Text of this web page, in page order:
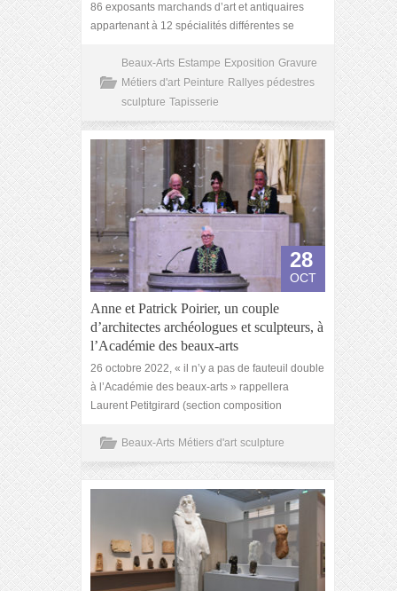
86 exposants marchands d’art et antiquaires
appartenant à 12 spécialités différentes se
Beaux-Arts Estampe Exposition Gravure
Métiers d'art Peinture Rallyes pédestres
sculpture Tapisserie
28
OCT
Anne et Patrick Poirier, un couple
d’architectes archéologues et sculpteurs, à
l’Académie des beaux-arts
26 octobre 2022, « il n’y a pas de fauteuil double
à l’Académie des beaux-arts » rappellera
Laurent Petitgirard (section composition
Beaux-Arts Métiers d'art sculpture